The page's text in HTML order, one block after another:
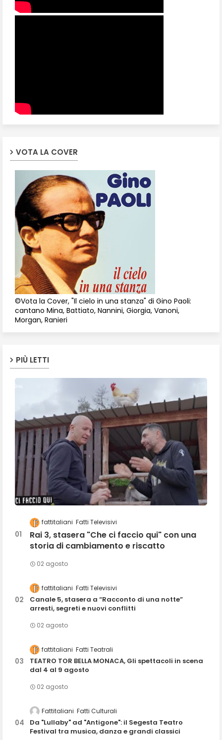
VOTA LA COVER
©Vota la Cover, "Il cielo in una stanza" di Gino Paoli:
cantano Mina, Battiato, Nannini, Giorgia, Vanoni,
Morgan, Ranieri
PIÙ LETTI
fattitaliani Fatti Televisivi
Rai 3, stasera "Che ci faccio qui" con una
storia di cambiamento e riscatto
02 agosto
fattitaliani Fatti Televisivi
Canale 5, stasera a “Racconto di una notte”
arresti, segreti e nuovi conflitti
02 agosto
fattitaliani Fatti Teatrali
TEATRO TOR BELLA MONACA, Gli spettacoli in scena
dal 4 al 9 agosto
02 agosto
Fattitaliani Fatti Culturali
Da "Lullaby" ad "Antigone": il Segesta Teatro
Festival tra musica, danza e grandi classici